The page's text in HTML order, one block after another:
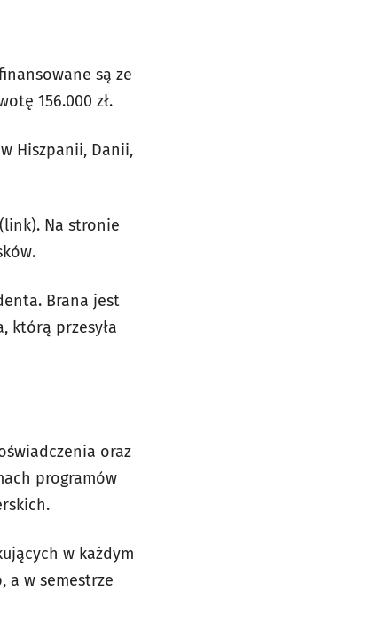
są ze
156.000 zł.
Hiszpanii, Danii,
Na stronie
Brana jest
którą przesyła
oraz
programów
w każdym
a w semestrze